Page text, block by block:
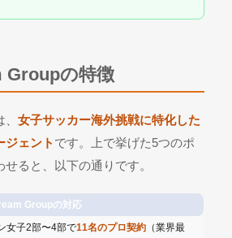
Groupの特徴
、女子サッカー海外挑戦に特化した
ジェント です。上で挙げた5つのポ
ると、以下の通りです。
Groupの対応
女子2部〜4部で11名のプロ契約 （業界最